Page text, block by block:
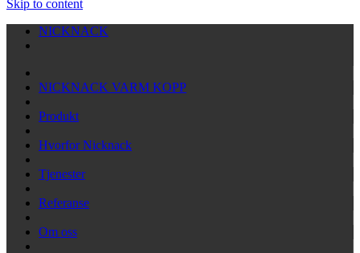
Skip to content
NICKNACK
NICKNACK VARM KOPP
Produkt
Hvorfor Nicknack
Tjenester
Referanse
Om oss